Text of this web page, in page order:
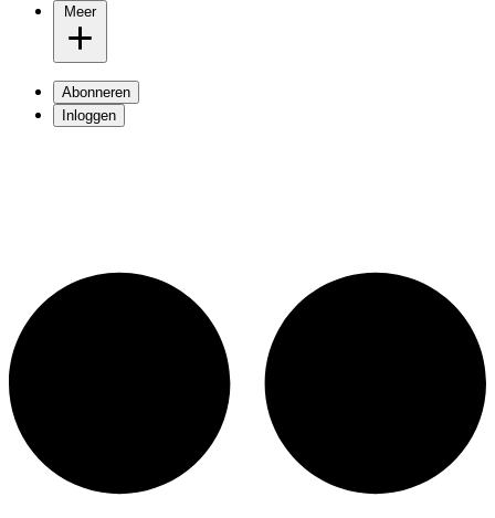
Meer
Abonneren
Inloggen